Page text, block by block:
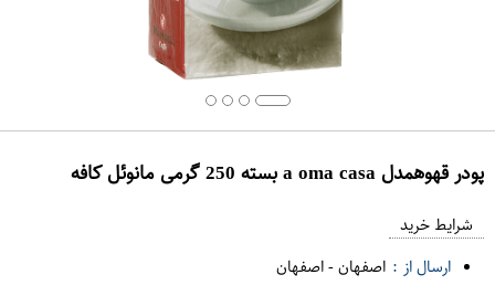
پودر قهوهمدل a oma casa بسته 250 گرمی مانوئل کافه
شرایط خرید
ارسال از : اصفهان-اصفهان